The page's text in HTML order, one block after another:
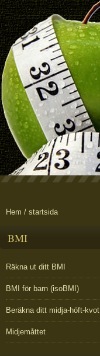
Hem / startsida
BMI
Räkna ut ditt BMI
BMI för barn (isoBMI)
Beräkna ditt midja-höft-kvot
Midjemåttet